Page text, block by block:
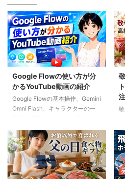
Google Flowの使い方が分
かるYouTube動画の紹介
Google Flowの基本操作、Gemini
Omni Flash、キャラクターの一
研究室の長編動画18本を、目的別
に分かりやすく紹介します。